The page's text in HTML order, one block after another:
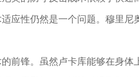
应性仍然是一个问题。穆里
前锋。虽然卢卡库能够在身